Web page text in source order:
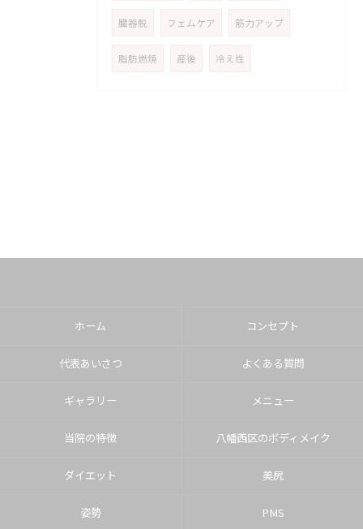
臓器脱 フェムケア 筋力アップ
脂肪燃焼 産後 冷え性
ホーム コンセプト
代表あいさつ よくある質問
ギャラリー メニュー
当院の特徴 八幡西区のボディメイク
ダイエット 美尻
姿勢 PMS